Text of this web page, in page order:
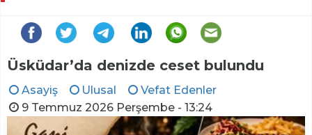
Üsküdar’da denizde ceset bulundu
Asayiş Ulusal
Vefat Edenler
9 Temmuz 2026 Perşembe - 13:24